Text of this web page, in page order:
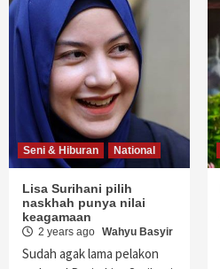
Seni & Hiburan National
Lisa Surihani pilih
naskhah punya nilai
keagamaan
2 years ago Wahyu Basyir
Sudah agak lama pelakon